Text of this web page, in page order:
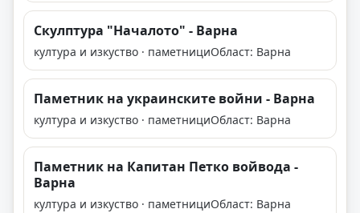
Скулптура "Началото" - Варна
култура и изкуство · паметнициОбласт: Варна
Паметник на украинските войни - Варна
култура и изкуство · паметнициОбласт: Варна
Паметник на Капитан Петко войвода -
Варна
култура и изкуство · паметнициОбласт: Варна